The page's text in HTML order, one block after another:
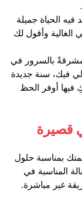
الحياة جميلة
الغالية وأقول لك
بالسرور في
فيك، سنة جديدة
فيها أوفر الحظ
قصيرة
بمناسبة حلول
المناسبة في
غير مباشرة.